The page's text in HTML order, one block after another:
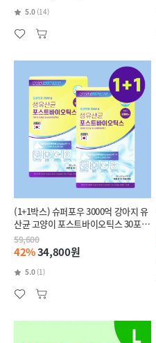
5.0 (14)
(1+1박스) 슈퍼포우 3000억 강아지 유
산균 고양이 포스트바이오틱스 30포, 2
개
59,600
42%34,800원
5.0 (1)